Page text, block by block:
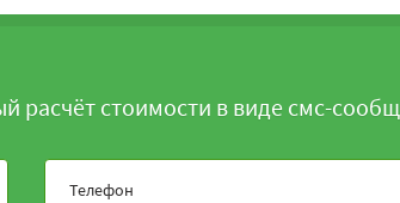
расчёт стоимости в виде смс-